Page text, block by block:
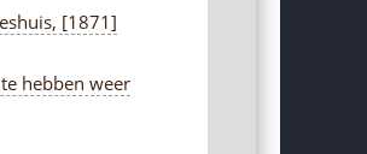
[1871]
hebben weer